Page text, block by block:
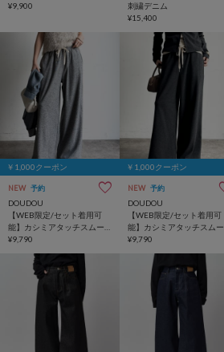
¥9,900
刺繍デニム
¥15,400
￥1,000クーポン
NEW 予約
DOUDOU
【WEB限定/セット着用可
能】カシミアタッチスムー
スワイドパンツ
¥9,790
￥1,000クーポン
NEW 予約
DOUDOU
【WEB限定/セット着用可
能】カシミアタッチスムー
スワイドパンツ
¥9,790